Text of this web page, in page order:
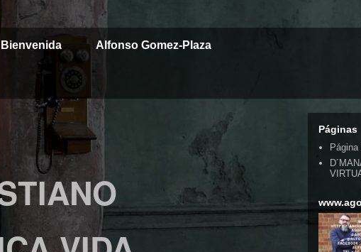
Bienvenida Alfonso Gomez-Plaza
Páginas
Página